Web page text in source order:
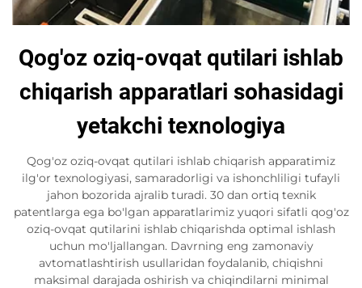
Qog'oz oziq-ovqat qutilari ishlab
chiqarish apparatlari sohasidagi
yetakchi texnologiya
Qog'oz oziq-ovqat qutilari ishlab chiqarish apparatimiz
ilg'or texnologiyasi, samaradorligi va ishonchliligi tufayli
jahon bozorida ajralib turadi. 30 dan ortiq texnik
patentlarga ega bo'lgan apparatlarimiz yuqori sifatli qog'oz
oziq-ovqat qutilarini ishlab chiqarishda optimal ishlash
uchun mo'ljallangan. Davrning eng zamonaviy
avtomatlashtirish usullaridan foydalanib, chiqishni
maksimal darajada oshirish va chiqindilarni minimal